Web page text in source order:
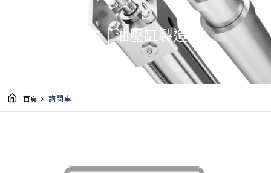
專業油壓零件 | 油壓缸製造商
首頁 詢問車